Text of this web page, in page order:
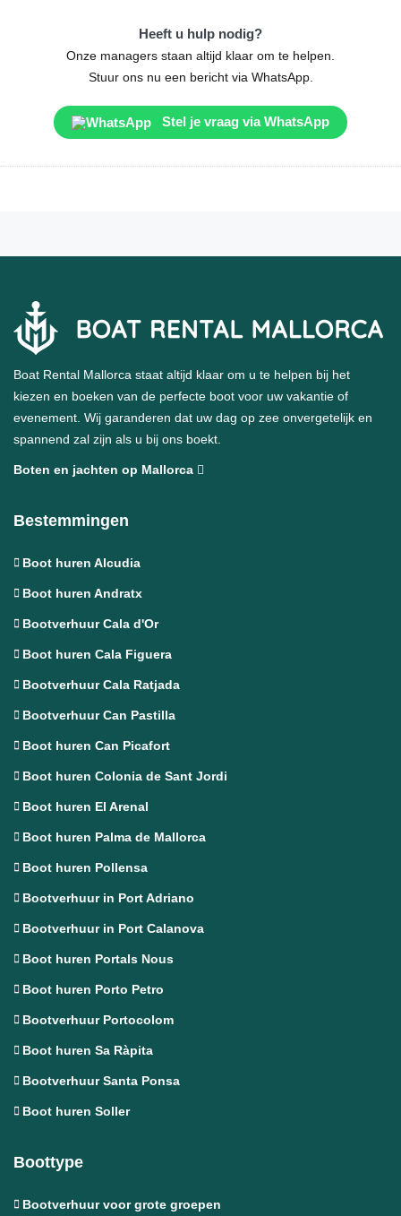
Heeft u hulp nodig?
Onze managers staan altijd klaar om te helpen.
Stuur ons nu een bericht via WhatsApp.
Stel je vraag via WhatsApp
Boat Rental Mallorca staat altijd klaar om u te helpen bij het
kiezen en boeken van de perfecte boot voor uw vakantie of
evenement. Wij garanderen dat uw dag op zee onvergetelijk en
spannend zal zijn als u bij ons boekt.
Boten en jachten op Mallorca
Bestemmingen
Boot huren Alcudia
Boot huren Andratx
Bootverhuur Cala d'Or
Boot huren Cala Figuera
Bootverhuur Cala Ratjada
Bootverhuur Can Pastilla
Boot huren Can Picafort
Boot huren Colonia de Sant Jordi
Boot huren El Arenal
Boot huren Palma de Mallorca
Boot huren Pollensa
Bootverhuur in Port Adriano
Bootverhuur in Port Calanova
Boot huren Portals Nous
Boot huren Porto Petro
Bootverhuur Portocolom
Boot huren Sa Ràpita
Bootverhuur Santa Ponsa
Boot huren Soller
Boottype
Bootverhuur voor grote groepen